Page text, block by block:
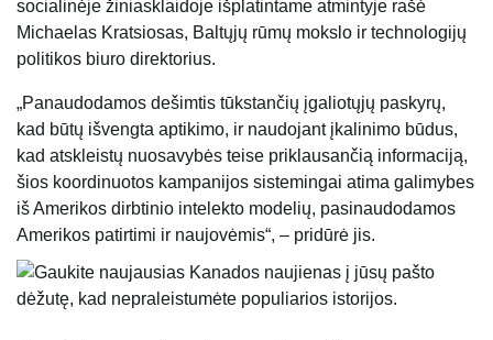
socialinėje žiniasklaidoje išplatintame atmintyje rašė
Michaelas Kratsiosas, Baltųjų rūmų mokslo ir technologijų
politikos biuro direktorius.
„Panaudodamos dešimtis tūkstančių įgaliotųjų paskyrų,
kad būtų išvengta aptikimo, ir naudojant įkalinimo būdus,
kad atskleistų nuosavybės teise priklausančią informaciją,
šios koordinuotos kampanijos sistemingai atima galimybes
iš Amerikos dirbtinio intelekto modelių, pasinaudodamos
Amerikos patirtimi ir naujovėmis“, – pridūrė jis.